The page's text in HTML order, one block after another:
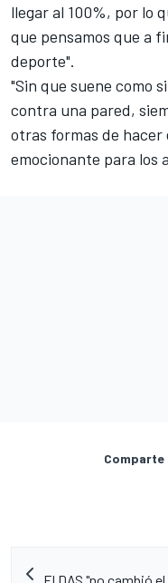
llegar al 100%, por lo
que pensamos que a
deporte".
"Sin que suene como
contra una pared,
otras formas de
emocionante para los